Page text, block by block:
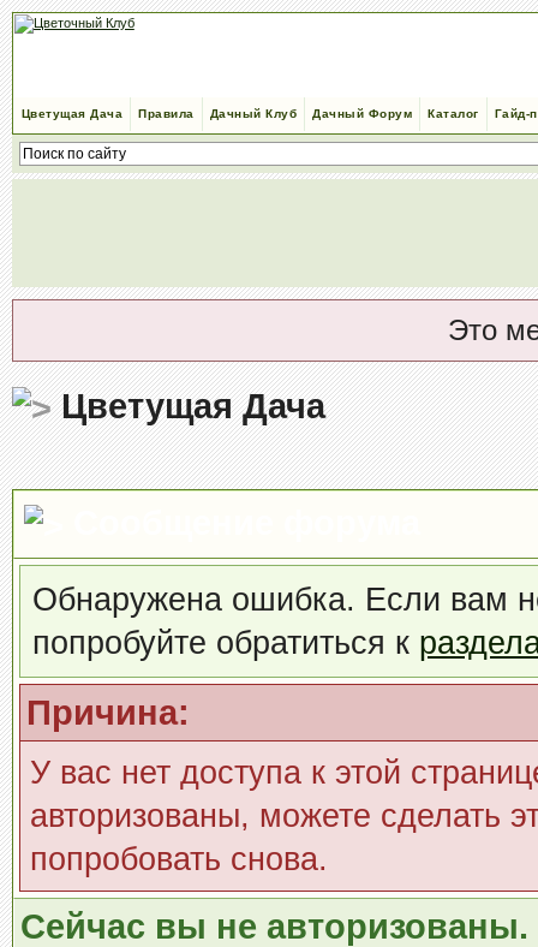
Цветущая Дача Правила Дачный Клуб Дачный Форум Каталог Гайд-
Это
Цветущая Дача
Обнаружена ошибка. Если вам
попробуйте обратиться к
Причина:
У вас нет доступа к этой
авторизованы, можете сделать
попробовать снова.
Сейчас вы не авторизованы.